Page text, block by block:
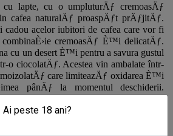
lapte, cu o umpluturÄƒ cremoasÄƒ
cafea naturalÄƒ proaspÄƒt prÄƒjitÄƒ.
cadou acelor iubitori de cafea care vor fi
cremoasÄƒ È™i delicatÄƒ.
cu un desert È™i pentru a savura gustul
o ciocolatÄƒ. Acestea vin ambalate într-
care limiteazÄƒ oxidarea È™i
pânÄƒ la momentul deschiderii.
Ai peste 18 ani?